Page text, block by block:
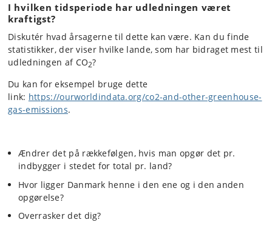
I hvilken tidsperiode har udledningen været
kraftigst?
Diskutér hvad årsagerne til dette kan være. Kan du finde
statistikker, der viser hvilke lande, som har bidraget mest til
udledningen af CO2?
Du kan for eksempel bruge dette
link: https://ourworldindata.org/co2-and-other-greenhouse-
gas-emissions.
Ændrer det på rækkefølgen, hvis man opgør det pr.
indbygger i stedet for total pr. land?
Hvor ligger Danmark henne i den ene og i den anden
opgørelse?
Overrasker det dig?